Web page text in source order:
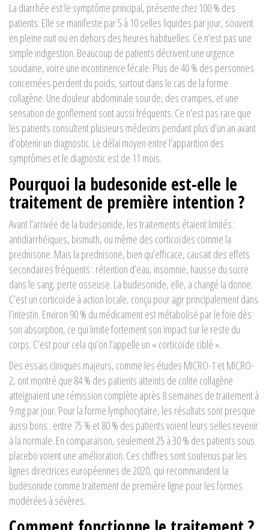
La diarrhée est le symptôme principal, présente chez 100 % des
patients. Elle se manifeste par 5 à 10 selles liquides par jour, souvent
en pleine nuit ou en dehors des heures habituelles. Ce n’est pas une
simple indigestion. Beaucoup de patients décrivent une urgence
soudaine, voire une incontinence fécale. Plus de 40 % des personnes
concernées perdent du poids, surtout dans le cas de la forme
collagène. Une douleur abdominale sourde, des crampes, et une
sensation de gonflement sont aussi fréquents. Ce n’est pas rare que
les patients consultent plusieurs médecins pendant plus d’un an avant
d’obtenir un diagnostic. Le délai moyen entre l’apparition des
symptômes et le diagnostic est de 11 mois.
Pourquoi la budesonide est-elle le
traitement de première intention ?
Avant l’arrivée de la budesonide, les traitements étaient limités :
antidiarrhéiques, bismuth, ou même des corticoïdes comme la
prednisone. Mais la prednisone, bien qu’efficace, causait des effets
secondaires fréquents : rétention d’eau, insomnie, hausse du sucre
dans le sang, perte osseuse. La budesonide, elle, a changé la donne.
C’est un corticoïde à action locale, conçu pour agir principalement dans
l’intestin. Environ 90 % du médicament est métabolisé par le foie dès
son absorption, ce qui limite fortement son impact sur le reste du
corps. C’est pour cela qu’on l’appelle un « corticoïde ciblé ».
Des essais cliniques majeurs, comme les études MICRO-1 et MICRO-
2, ont montré que 84 % des patients atteints de colite collagène
atteignaient une rémission complète après 8 semaines de traitement à
9 mg par jour. Pour la forme lymphocytaire, les résultats sont presque
aussi bons : entre 75 % et 80 % des patients voient leurs selles revenir
à la normale. En comparaison, seulement 25 à 30 % des patients sous
placebo voient une amélioration. Ces chiffres sont soutenus par les
lignes directrices européennes de 2020, qui recommandent la
budesonide comme traitement de première ligne pour les formes
modérées à sévères.